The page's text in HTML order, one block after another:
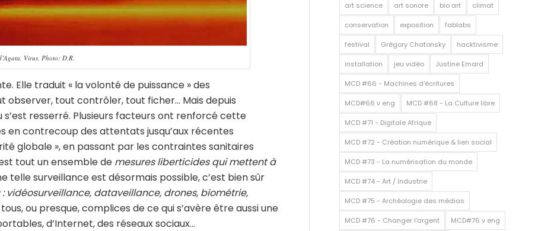
Virus. Photo: D.R.
Elle traduit « la volonté de puissance » des
observer, tout contrôler, tout ficher… Mais depuis
s’est resserré. Plusieurs facteurs ont renforcé cette
en contrecoup des attentats jusqu’aux récentes
globale », en passant par les contraintes sanitaires
tout un ensemble de mesures liberticides qui mettent à
telle surveillance est désormais possible, c’est bien sûr
vidéosurveillance, dataveillance, drones, biométrie,
ou presque, complices de ce qui s’avère être aussi une
d’Internet, des réseaux sociaux…
art science art sonore bio art climat
conservation exposition fablabs
festival Grégory Chatonsky hacktivisme
installation jeu vidéo Justine Emard
MCD #66 - Machines d'écritures
MCD#66 v eng MCD #68 - La Culture libre
MCD #71 - Digitale Afrique
MCD #72 - Création numérique & lien social
MCD #73 - La numérisation du monde
MCD #74 - Art / Industrie
MCD #75 - Archéologie des médias
MCD #76 - Changer l'argent MCD#76 v eng